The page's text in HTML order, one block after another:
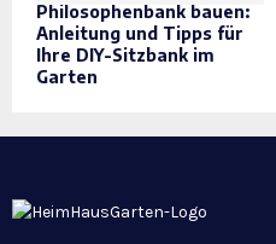
Philosophenbank bauen:
Anleitung und Tipps für
Ihre DIY-Sitzbank im
Garten